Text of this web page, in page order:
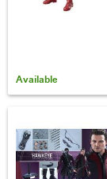
Available